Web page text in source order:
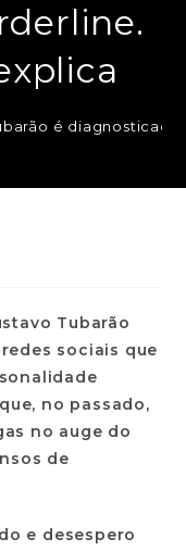
é
Tubarão
sociais que
no passado,
no auge do
de
e desespero